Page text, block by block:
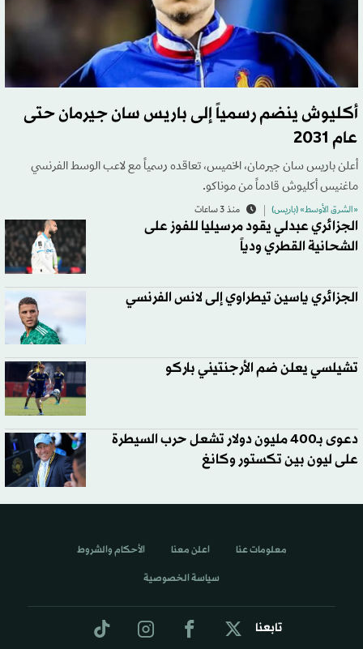
أكليوش ينضم رسمياً إلى باريس سان جيرمان حتى
عام 2031
أعلن باريس سان جيرمان، الخميس، تعاقده رسمياً مع لاعب الوسط الفرنسي
ماغنيس أكليوش قادماً من موناكو.
«الشرق الأوسط» (باريس) منذ 3 ساعات
الجزائري عبدلي يقود مرسيليا للفوز على
الشحانية القطري ودياً
الجزائري ياسين تيطراوي إلى لانس الفرنسي
تشيلسي يعلن ضم الأرجنتيني باركو
دعوى بـ400 مليون دولار تشعل حرب السيطرة
على ليون بين تكستور وكانغ
تابعنا
معلومات عنا اعلن معنا الأحكام والشروط
سياسة الخصوصية